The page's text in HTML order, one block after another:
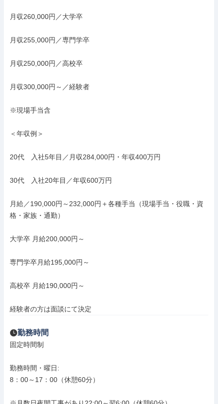
月収260,000円／大学卒
月収255,000円／専門学卒
月収250,000円／高校卒
月収300,000円～／経験者
※現場手当含
＜年収例＞
20代　入社5年目／月収284,000円・年収400万円
30代　入社20年目／年収600万円
月給／190,000円～232,000円＋各種手当（現場手当・役職・資
格・家族・通勤）
大学卒 月給200,000円～
専門学卒月給195,000円～
高校卒 月給190,000円～
経験者の方は面談にて決定
勤務時間
固定時間制
勤務時間・曜日:
8：00～17：00（休憩60分）